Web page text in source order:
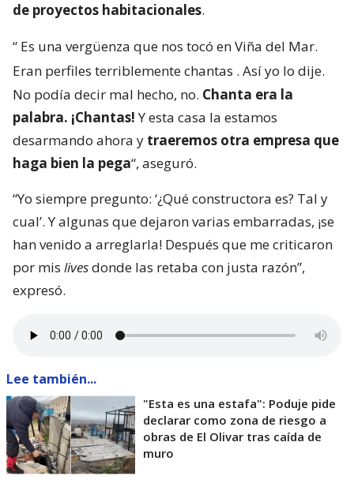
de proyectos habitacionales.
“ Es una vergüenza que nos tocó en Viña del Mar.
Eran perfiles terriblemente chantas . Así yo lo dije.
No podía decir mal hecho, no. Chanta era la
palabra. ¡Chantas!Y esta casa la estamos
desarmando ahora y traeremos otra empresa que
haga bien la pega“, aseguró.
“Yo siempre pregunto: ‘¿Qué constructora es? Tal y
cual’. Y algunas que dejaron varias embarradas, ¡se
han venido a arreglarla! Después que me criticaron
por mis livesdonde las retaba con justa razón”,
expresó.
Lee también...
"Esta es una estafa": Poduje pide
declarar como zona de riesgo a
obras de El Olivar tras caída de
muro